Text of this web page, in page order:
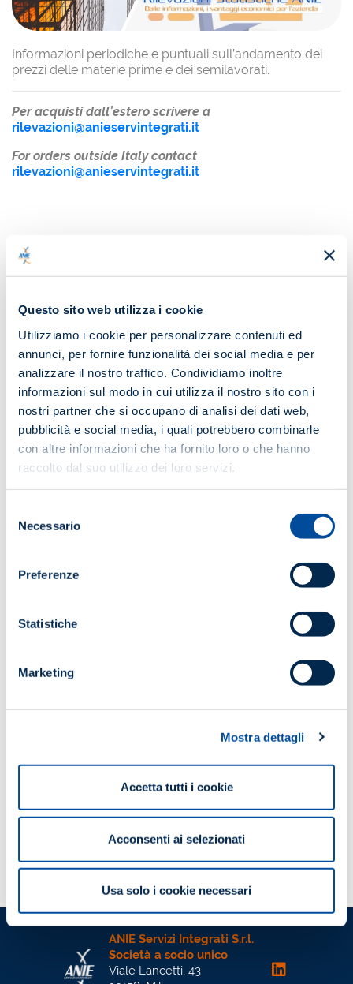
Questo sito web utilizza i cookie
Utilizziamo i cookie per personalizzare contenuti ed
annunci, per fornire funzionalità dei social media e per
analizzare il nostro traffico. Condividiamo inoltre
informazioni sul modo in cui utilizza il nostro sito con i
nostri partner che si occupano di analisi dei dati web,
pubblicità e social media, i quali potrebbero combinarle
con altre informazioni che ha fornito loro o che hanno
raccolto dal suo utilizzo dei loro servizi.
delNecessario
Preferenze
Statistiche
Marketing
Mostra dettagli
Accetta tutti i cookie
Acconsenti ai selezionati
Usa solo i cookie necessari
ACQUISTA
Informazioni periodiche e puntuali sull’andamento dei
prezzi delle materie prime e dei semilavorati.
Per acquisti dall’estero scrivere a
rilevazioni@anieservintegrati.it
For orders outside Italy contact
rilevazioni@anieservintegrati.it
COSTO
Potrebbe interessarti anche...
Abbonamento 2023 – Rilevazioni
ANIE Servizi Integrati S.r.l.
Società a socio unico
Viale Lancetti, 43